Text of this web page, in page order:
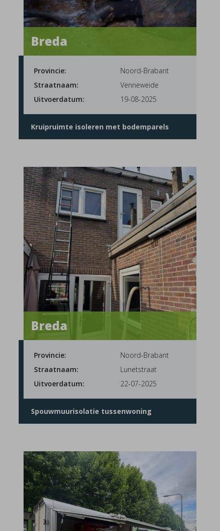
Breda
Provincie:
Noord-Brabant
Straatnaam:
Venneweide
Uitvoerdatum:
19-08-2025
Kruipruimte isoleren met bodemparels
Breda
Provincie:
Noord-Brabant
Straatnaam:
Lunetstraat
Uitvoerdatum:
22-07-2025
Spouwmuurisolatie tussenwoning